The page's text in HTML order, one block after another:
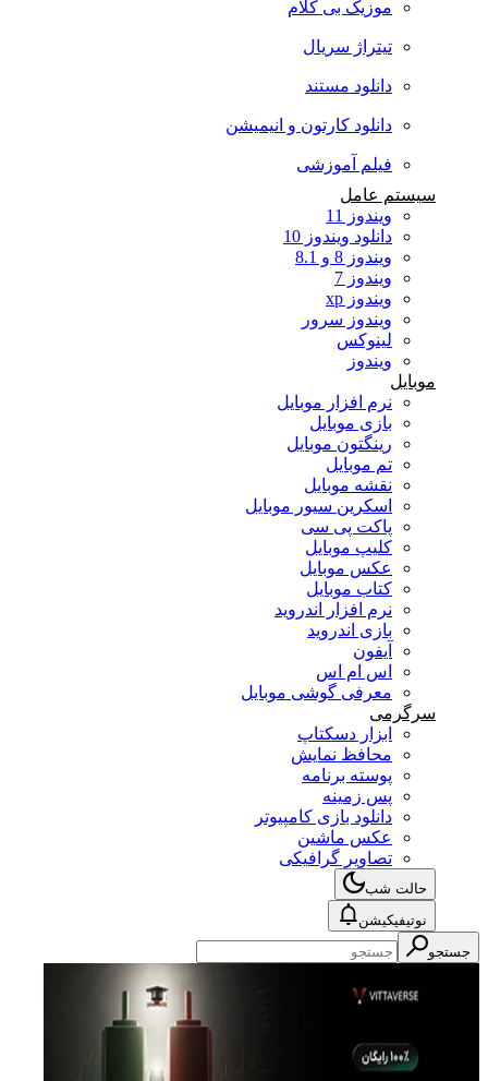
موزیک بی کلام
تیتراژ سریال
دانلود مستند
دانلود کارتون و انیمیشن
فیلم آموزشی
سیستم عامل
ویندوز 11
دانلود ویندوز 10
ویندوز 8 و 8.1
ویندوز 7
ویندوز xp
ویندوز سرور
لینوکس
ویندوز
موبایل
نرم افزار موبایل
بازی موبایل
رینگتون موبایل
تم موبایل
نقشه موبایل
اسکرین سیور موبایل
پاکت پی سی
کلیپ موبایل
عکس موبایل
کتاب موبایل
نرم افزار اندروید
بازی اندروید
آیفون
اس ام اس
معرفی گوشی موبایل
سرگرمی
ابزار دسکتاپ
محافظ نمایش
پوسته برنامه
پس زمینه
دانلود بازی کامپیوتر
عکس ماشین
تصاویر گرافیکی
حالت شب
نوتیفیکیشن
جستجو